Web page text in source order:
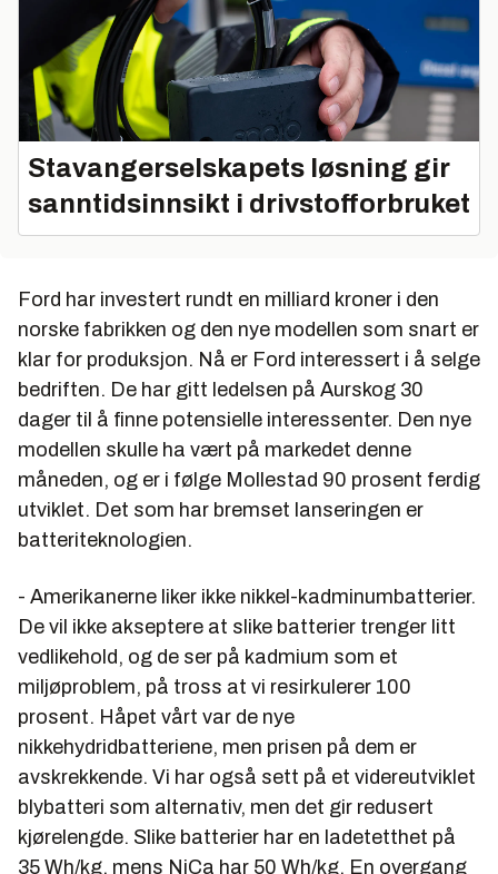
Stavangerselskapets løsning gir
sanntidsinnsikt i drivstofforbruket
Ford har investert rundt en milliard kroner i den
norske fabrikken og den nye modellen som snart er
klar for produksjon. Nå er Ford interessert i å selge
bedriften. De har gitt ledelsen på Aurskog 30
dager til å finne potensielle interessenter. Den nye
modellen skulle ha vært på markedet denne
måneden, og er i følge Mollestad 90 prosent ferdig
utviklet. Det som har bremset lanseringen er
batteriteknologien.
- Amerikanerne liker ikke nikkel-kadminumbatterier.
De vil ikke akseptere at slike batterier trenger litt
vedlikehold, og de ser på kadmium som et
miljøproblem, på tross at vi resirkulerer 100
prosent. Håpet vårt var de nye
nikkehydridbatteriene, men prisen på dem er
avskrekkende. Vi har også sett på et videreutviklet
blybatteri som alternativ, men det gir redusert
kjørelengde. Slike batterier har en ladetetthet på
35 Wh/kg, mens NiCa har 50 Wh/kg. En overgang